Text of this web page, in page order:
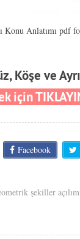
Anlatımı pdf
Köşe ve
için
Facebook
şekiller